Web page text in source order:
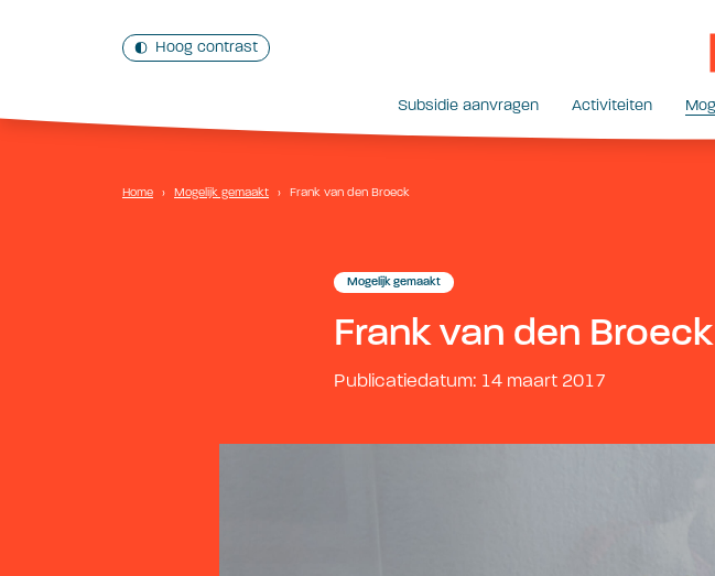
Hoog contrast
Subsidie aanvragen Activiteiten
Home › Mogelijk gemaakt › Frank van den Broeck
Mogelijk gemaakt
Frank van den Broeck
Publicatiedatum: 14 maart 2017